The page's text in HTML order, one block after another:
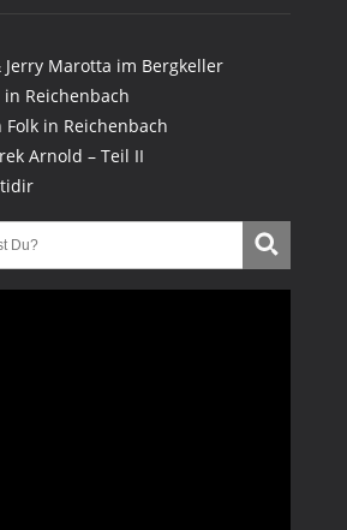
Jerry Marotta im Bergkeller
Reichenbach
in Reichenbach
Arnold – Teil II